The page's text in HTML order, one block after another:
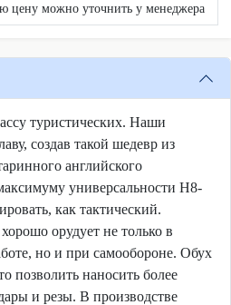
цену можно уточнить у менеджера
туристических. Наши
создав такой шедевр из
английского
универсальности Н8-
как тактический.
орудует не только в
но и при самообороне. Обух
позволить наносить более
и резы. В производстве